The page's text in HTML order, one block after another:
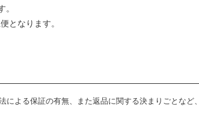
となります。
よる保証の有無、また返品に関する決まりごとなど、